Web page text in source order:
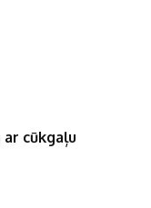
ar cūkgaļu